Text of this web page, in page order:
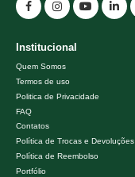
Institucional
Quem Somos
Termos de uso
Politica de Privacidade
FAQ
Contatos
Política de Trocas e Devoluções
Política de Reembolso
Portfólio